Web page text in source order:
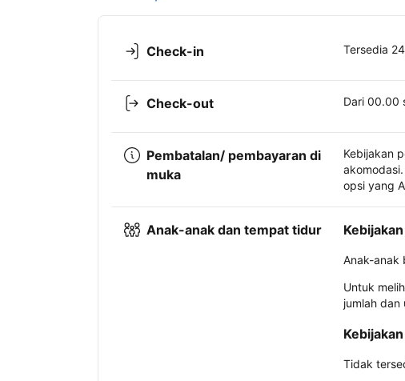
Check-in Tersedia
Check-out Dari 00.00
Pembatalan/ pembayaran di
muka
Kebijakan
opsi yang
Anak-anak dan tempat tidur
Anak-anak
Untuk
jumlah dan
Tidak